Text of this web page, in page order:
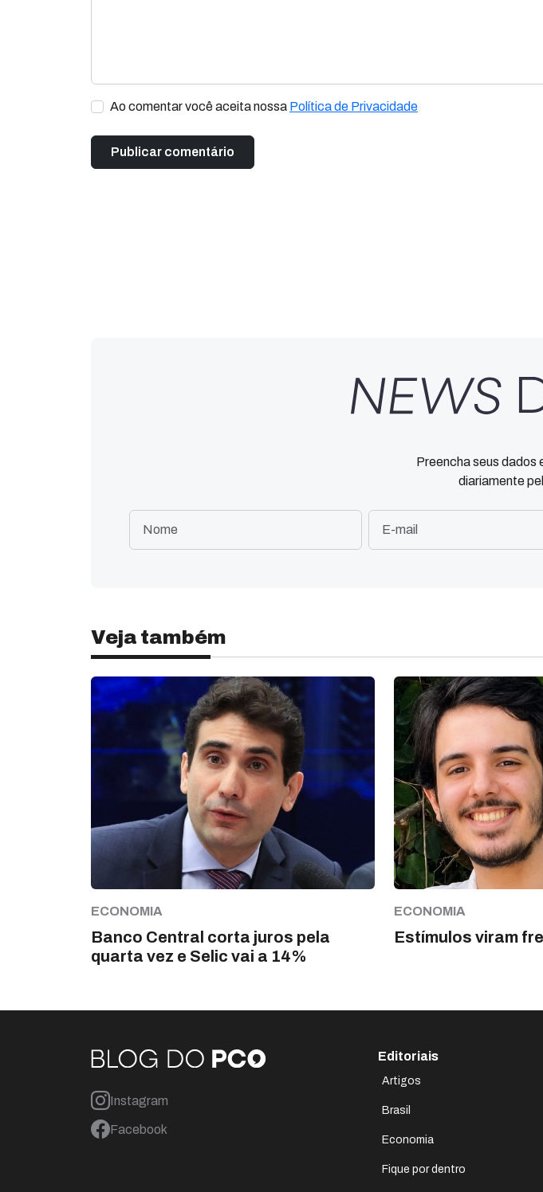
Ao comentar você aceita nossa Política de Privacidade
Preencha seus dados
diariamente
Veja também
ECONOMIA
Banco Central corta juros pela
quarta vez e Selic vai a 14%
ECONOMIA
Estímulos viram
Instagram
Facebook
Editoriais
Artigos
Brasil
Economia
Fique por dentro
Preencha seus dados e receba nossa